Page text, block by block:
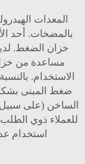
المعدات
بالمضخات. أحد
خزان الضغط.
مساعدة من
الاستخدام.
ضغط المبنى بشكل
الساخن (على سبيل
للعملاء ذوي
استخدام